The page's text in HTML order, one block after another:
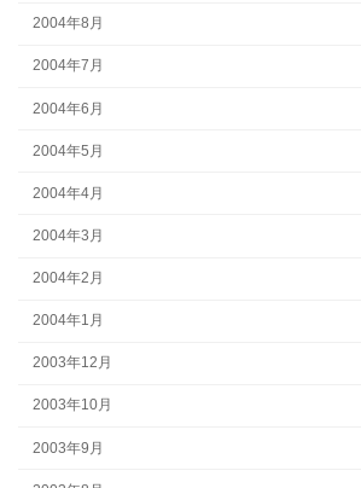
2004年8月
2004年7月
2004年6月
2004年5月
2004年4月
2004年3月
2004年2月
2004年1月
2003年12月
2003年10月
2003年9月